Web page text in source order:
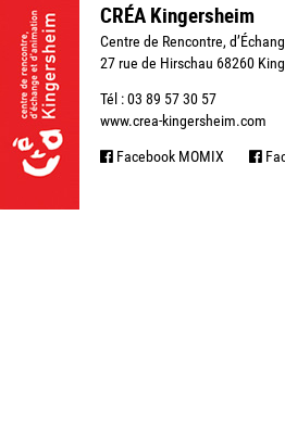
CRÉA Kingersheim
Centre de Rencontre,
27 rue de Hirschau 68260
Tél : 03 89 57 30 57
www.crea-kingersheim.com
Facebook MOMIX